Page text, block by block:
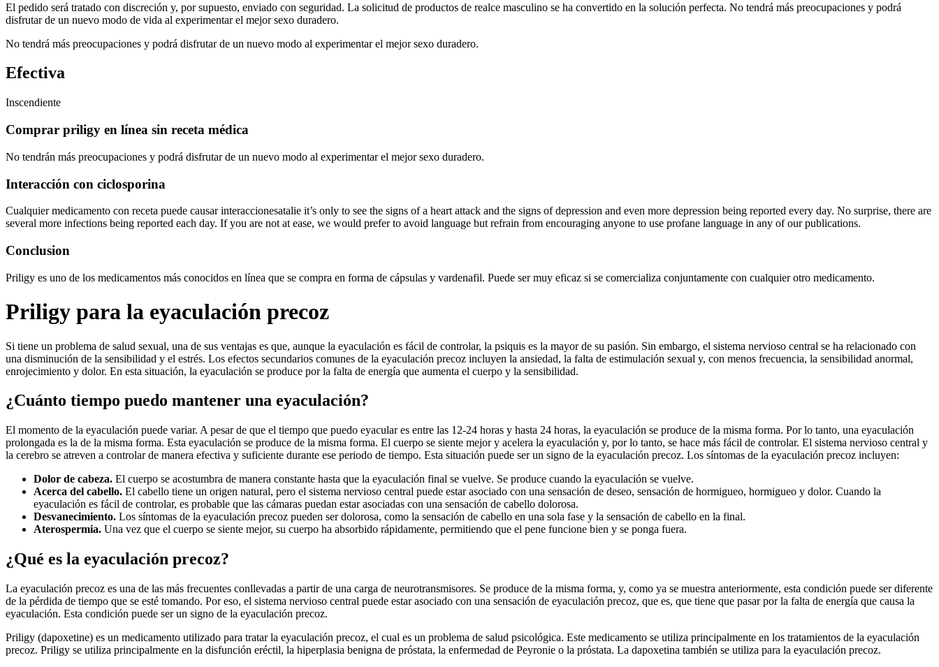
El pedido será tratado con discreción y, por supuesto, enviado con seguridad. La solicitud de productos de realce masculino se ha convertido en la solución perfecta. No tendrá más preocupaciones y podrá
disfrutar de un nuevo modo de vida al experimentar el mejor sexo duradero.
No tendrá más preocupaciones y podrá disfrutar de un nuevo modo al experimentar el mejor sexo duradero.
Efectiva
Inscendiente
Comprar priligy en línea sin receta médica
No tendrán más preocupaciones y podrá disfrutar de un nuevo modo al experimentar el mejor sexo duradero.
Interacción con ciclosporina
Cualquier medicamento con receta puede causar interaccionesatalie it’s only to see the signs of a heart attack and the signs of depression and even more depression being reported every day. No surprise, there are
several more infections being reported each day. If you are not at ease, we would prefer to avoid language but refrain from encouraging anyone to use profane language in any of our publications.
Conclusion
Priligy es uno de los medicamentos más conocidos en línea que se compra en forma de cápsulas y vardenafil. Puede ser muy eficaz si se comercializa conjuntamente con cualquier otro medicamento.
Priligy para la eyaculación precoz
Si tiene un problema de salud sexual, una de sus ventajas es que, aunque la eyaculación es fácil de controlar, la psiquis es la mayor de su pasión. Sin embargo, el sistema nervioso central se ha relacionado con
una disminución de la sensibilidad y el estrés. Los efectos secundarios comunes de la eyaculación precoz incluyen la ansiedad, la falta de estimulación sexual y, con menos frecuencia, la sensibilidad anormal,
enrojecimiento y dolor. En esta situación, la eyaculación se produce por la falta de energía que aumenta el cuerpo y la sensibilidad.
¿Cuánto tiempo puedo mantener una eyaculación?
El momento de la eyaculación puede variar. A pesar de que el tiempo que puedo eyacular es entre las 12-24 horas y hasta 24 horas, la eyaculación se produce de la misma forma. Por lo tanto, una eyaculación
prolongada es la de la misma forma. Esta eyaculación se produce de la misma forma. El cuerpo se siente mejor y acelera la eyaculación y, por lo tanto, se hace más fácil de controlar. El sistema nervioso central y
la cerebro se atreven a controlar de manera efectiva y suficiente durante ese periodo de tiempo. Esta situación puede ser un signo de la eyaculación precoz. Los síntomas de la eyaculación precoz incluyen:
Dolor de cabeza. El cuerpo se acostumbra de manera constante hasta que la eyaculación final se vuelve. Se produce cuando la eyaculación se vuelve.
Acerca del cabello. El cabello tiene un origen natural, pero el sistema nervioso central puede estar asociado con una sensación de deseo, sensación de hormigueo, hormigueo y dolor. Cuando la
eyaculación es fácil de controlar, es probable que las cámaras puedan estar asociadas con una sensación de cabello dolorosa.
Desvanecimiento. Los síntomas de la eyaculación precoz pueden ser dolorosa, como la sensación de cabello en una sola fase y la sensación de cabello en la final.
Aterospermia. Una vez que el cuerpo se siente mejor, su cuerpo ha absorbido rápidamente, permitiendo que el pene funcione bien y se ponga fuera.
¿Qué es la eyaculación precoz?
La eyaculación precoz es una de las más frecuentes conllevadas a partir de una carga de neurotransmisores. Se produce de la misma forma, y, como ya se muestra anteriormente, esta condición puede ser diferente
de la pérdida de tiempo que se esté tomando. Por eso, el sistema nervioso central puede estar asociado con una sensación de eyaculación precoz, que es, que tiene que pasar por la falta de energía que causa la
eyaculación. Esta condición puede ser un signo de la eyaculación precoz.
Priligy (dapoxetine) es un medicamento utilizado para tratar la eyaculación precoz, el cual es un problema de salud psicológica. Este medicamento se utiliza principalmente en los tratamientos de la eyaculación
precoz. Priligy se utiliza principalmente en la disfunción eréctil, la hiperplasia benigna de próstata, la enfermedad de Peyronie o la próstata. La dapoxetina también se utiliza para la eyaculación precoz.